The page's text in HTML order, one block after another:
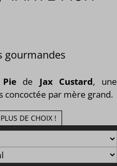
gourmandes
de Jax Custard, une
concoctée par mère grand.
PLUS DE CHOIX !